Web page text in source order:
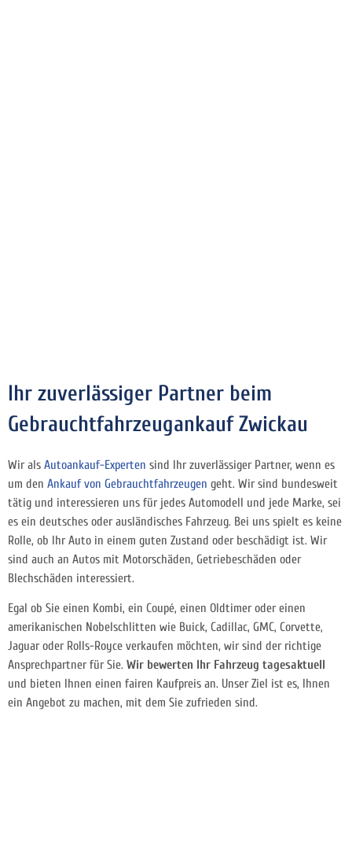
Ihr zuverlässiger Partner beim
Gebrauchtfahrzeugankauf Zwickau
Wir als Autoankauf-Experten sind Ihr zuverlässiger Partner, wenn es
um den Ankauf von Gebrauchtfahrzeugen geht. Wir sind bundesweit
tätig und interessieren uns für jedes Automodell und jede Marke, sei
es ein deutsches oder ausländisches Fahrzeug. Bei uns spielt es keine
Rolle, ob Ihr Auto in einem guten Zustand oder beschädigt ist. Wir
sind auch an Autos mit Motorschäden, Getriebeschäden oder
Blechschäden interessiert.
Egal ob Sie einen Kombi, ein Coupé, einen Oldtimer oder einen
amerikanischen Nobelschlitten wie Buick, Cadillac, GMC, Corvette,
Jaguar oder Rolls-Royce verkaufen möchten, wir sind der richtige
Ansprechpartner für Sie. Wir bewerten Ihr Fahrzeug tagesaktuell
und bieten Ihnen einen fairen Kaufpreis an. Unser Ziel ist es, Ihnen
ein Angebot zu machen, mit dem Sie zufrieden sind.